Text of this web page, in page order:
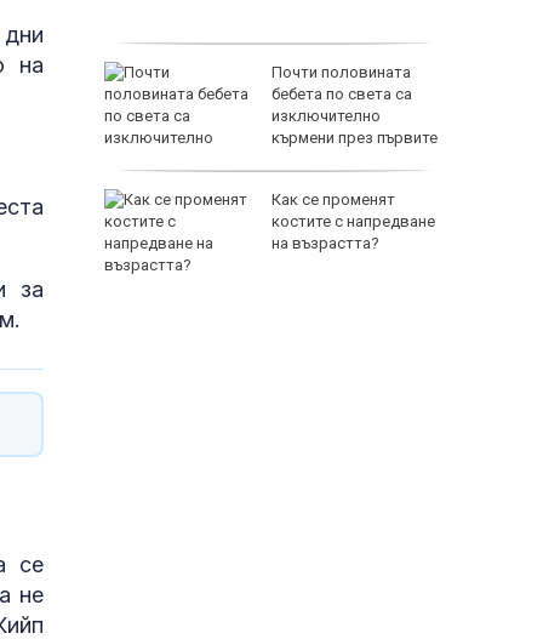
на
за
се
не
на
Почти половината
бебета по света са
изключително
кърмени през първите
Как се променят
костите с напредване
на възрастта?